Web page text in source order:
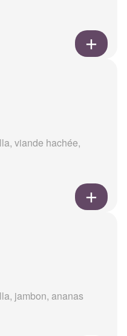
viande hachée,
jambon, ananas